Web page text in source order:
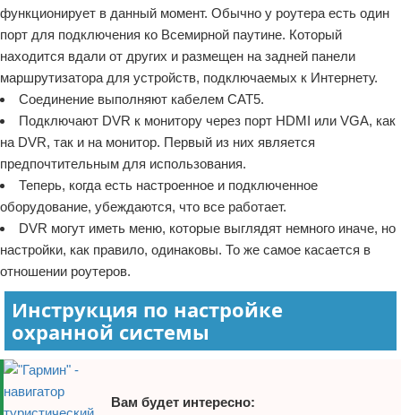
функционирует в данный момент. Обычно у роутера есть один
порт для подключения ко Всемирной паутине. Который
находится вдали от других и размещен на задней панели
маршрутизатора для устройств, подключаемых к Интернету.
Соединение выполняют кабелем CAT5.
Подключают DVR к монитору через порт HDMI или VGA, как
на DVR, так и на монитор. Первый из них является
предпочтительным для использования.
Теперь, когда есть настроенное и подключенное
оборудование, убеждаются, что все работает.
DVR могут иметь меню, которые выглядят немного иначе, но
настройки, как правило, одинаковы. То же самое касается в
отношении роутеров.
Инструкция по настройке
охранной системы
Вам будет интересно: